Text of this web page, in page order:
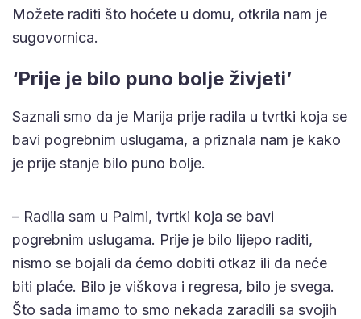
Možete raditi što hoćete u domu, otkrila nam je
sugovornica.
‘Prije je bilo puno bolje živjeti’
Saznali smo da je Marija prije radila u tvrtki koja se
bavi pogrebnim uslugama, a priznala nam je kako
je prije stanje bilo puno bolje.
– Radila sam u Palmi, tvrtki koja se bavi
pogrebnim uslugama. Prije je bilo lijepo raditi,
nismo se bojali da ćemo dobiti otkaz ili da neće
biti plaće. Bilo je viškova i regresa, bilo je svega.
Što sada imamo to smo nekada zaradili sa svojih